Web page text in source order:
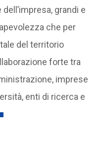
grandi e
che per
del territorio
forte tra
imprese
enti di ricerca e